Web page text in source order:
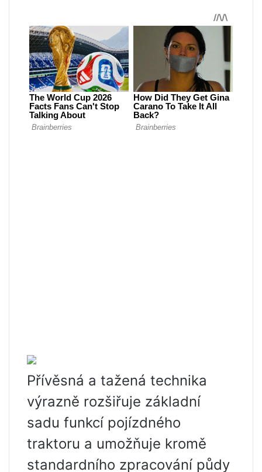
Přívěsná a tažená technika
výrazně rozšiřuje základní
sadu funkcí pojízdného
traktoru a umožňuje kromě
standardního zpracování půdy